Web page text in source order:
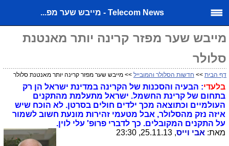
Telecom News - מייבש שער מפ...
מייבש שער מפזר קרינה יותר מאנטנת
סלולר
דף הבית >> חדשות הסלולר והמובייל >> מייבש שער מפזר קרינה יותר מאנטנת סלולר
בלעדי: הבעיה והסכנות של הקרינה במדינת ישראל הן רק
בתחום של קרינת החשמל. ישראל מתעלמת מהתקנים
העולמיים וכתוצאה מכך ילדים חולים בסרטן. לא הוכח שיש
איזה נזק מהסלולר, אבל מטעמי זהירות מונעת חשוב לשמור
על התקנים המקובלים. כך לדברי פרופ' עלי לוין.
מאת: אבי וייס, 25.11.13, 23:30